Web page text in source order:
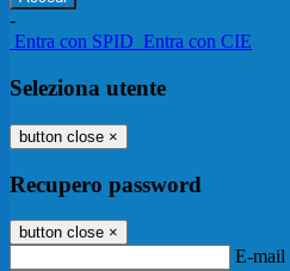
-
Entra con SPID Entra con CIE
Seleziona utente
button close ×
Recupero password
button close ×
E-mail